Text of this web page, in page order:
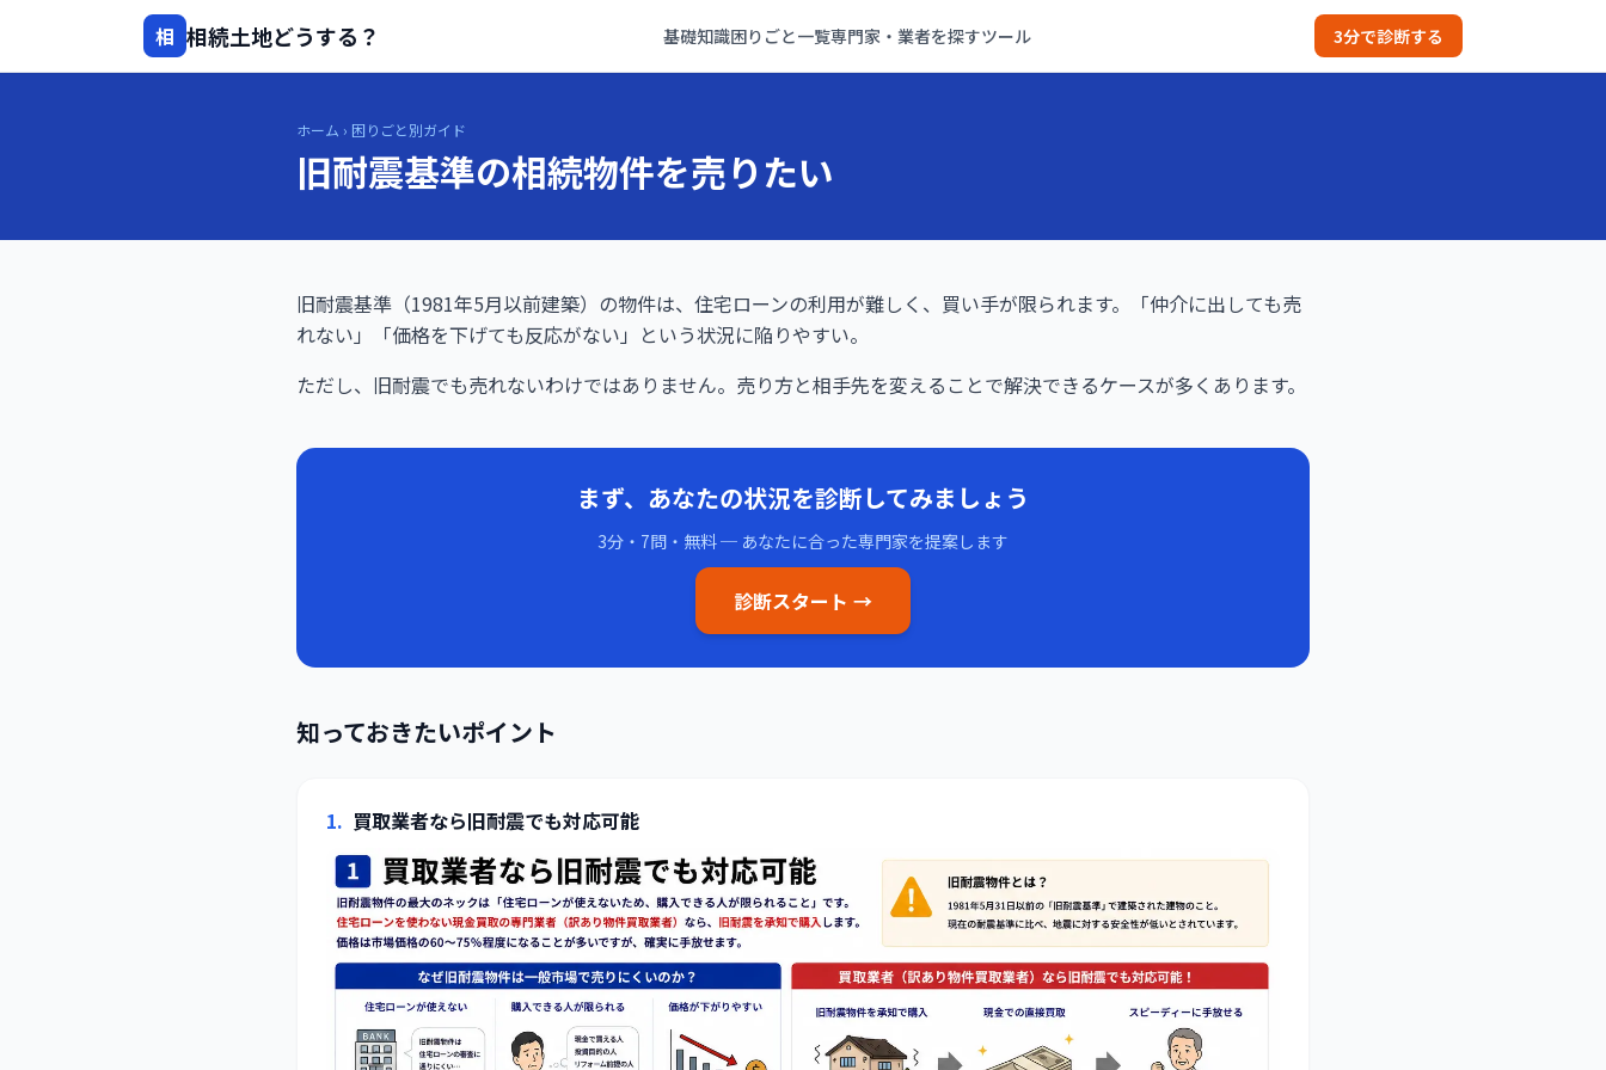
相 相続土地どうする？ 基礎知識困りごと一覧専門家・業者を探すツール 3分で診断する
ホーム › 困りごと別ガイド
旧耐震基準の相続物件を売りたい
旧耐震基準（1981年5月以前建築）の物件は、住宅ローンの利用が難しく、買い手が限られます。「仲介に出しても売
れない」「価格を下げても反応がない」という状況に陥りやすい。
ただし、旧耐震でも売れないわけではありません。売り方と相手先を変えることで解決できるケースが多くあります。
まず、あなたの状況を診断してみましょう
3分・7問・無料 ─ あなたに合った専門家を提案します
診断スタート →
知っておきたいポイント
1. 買取業者なら旧耐震でも対応可能